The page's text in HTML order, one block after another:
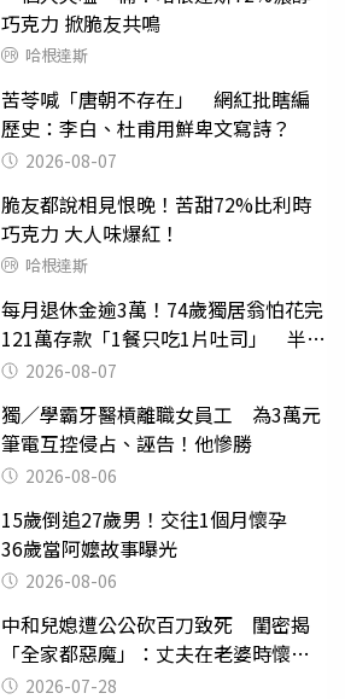
巧克力 掀脆友共鳴
哈根達斯
苦苓喊「唐朝不存在」 網紅批瞎編
歷史：李白、杜甫用鮮卑文寫詩？
2026-08-07
脆友都說相見恨晚！苦甜72%比利時
巧克力 大人味爆紅！
哈根達斯
每月退休金逾3萬！74歲獨居翁怕花完
121萬存款「1餐只吃1片吐司」 半年
後暴瘦嚇壞女兒
2026-08-07
獨／學霸牙醫槓離職女員工 為3萬元
筆電互控侵占、誣告！他慘勝
2026-08-06
15歲倒追27歲男！交往1個月懷孕
36歲當阿嬤故事曝光
2026-08-06
中和兒媳遭公公砍百刀致死 閨密揭
「全家都惡魔」：丈夫在老婆時懷孕
摔東西
2026-07-28